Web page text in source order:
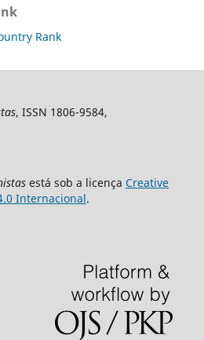
, ISSN 1806-9584,
está sob a licença Creative
Internacional.